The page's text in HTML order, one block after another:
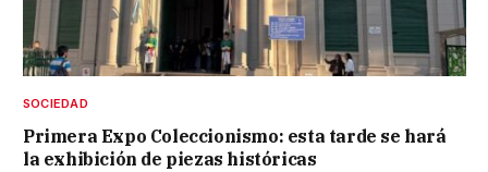
SOCIEDAD
Primera Expo Coleccionismo: esta tarde se hará
la exhibición de piezas históricas